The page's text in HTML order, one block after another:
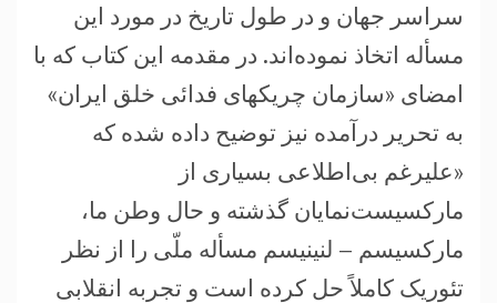
سراسر جهان و در طول تاریخ در مورد این
مسأله اتخاذ نموده‌اند. در مقدمه این کتاب که با
امضای «سازمان چریکهای فدائی خلق ایران»
به تحریر درآمده نیز توضیح داده شده که
«علیرغم بی‌اطلاعی بسیاری از
مارکسیست‌نمایان گذشته و حال وطن ما،
مارکسیسم – لنینیسم مسأله ملّی را از نظر
تئوریک کاملاً حل کرده است و تجربه انقلابی